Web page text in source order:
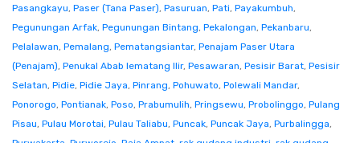
Pasangkayu, Paser (Tana Paser), Pasuruan, Pati, Payakumbuh,
Pegunungan Arfak, Pegunungan Bintang, Pekalongan, Pekanbaru,
Pelalawan, Pemalang, Pematangsiantar, Penajam Paser Utara
(Penajam), Penukal Abab lematang Ilir, Pesawaran, Pesisir Barat, Pesisir
Selatan, Pidie, Pidie Jaya, Pinrang, Pohuwato, Polewali Mandar,
Ponorogo, Pontianak, Poso, Prabumulih, Pringsewu, Probolinggo, Pulang
Pisau, Pulau Morotai, Pulau Taliabu, Puncak, Puncak Jaya, Purbalingga,